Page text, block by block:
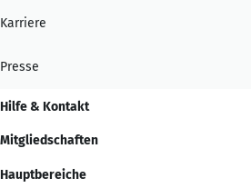
Karriere
Presse
Hilfe & Kontakt
Mitgliedschaften
Hauptbereiche